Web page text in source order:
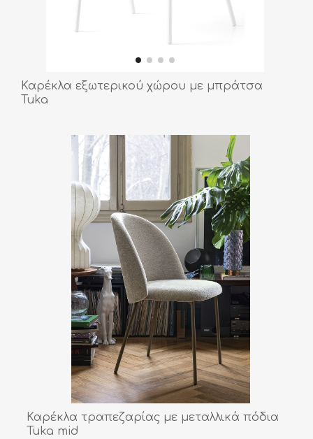
Καρέκλα εξωτερικού χώρου με μπράτσα
Tuka
Καρέκλα τραπεζαρίας με μεταλλικά πόδια
Tuka mid